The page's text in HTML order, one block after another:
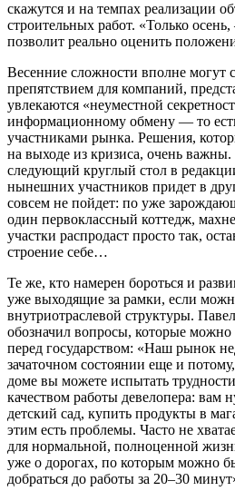
скажутся и на темпах реализации
строительных работ. «Только
позволит реально оценить
Весенние сложности вполне могут
препятствием для компаний,
увлекаются «неуместной
информационному обмену — то
участниками рынка. Решения,
на выходе из кризиса, очень
следующий круглый стол в
нынешних участников придет в
совсем не пойдет: по уже
один первоклассный коттедж,
участки распродаст просто так,
строение себе…
Те же, кто намерен бороться и
уже выходящие за рамки, если
внутриотраслевой структуры.
обозначил вопросы, которые
перед государством: «Наш рынок
зачаточном состоянии еще и
доме вы можете испытать
качеством работы девелопера: вам
детский сад, купить продукты в
этим есть проблемы. Часто не
для нормальной, полноценной
уже о дорогах, по которым можно
добраться до работы за 20–30